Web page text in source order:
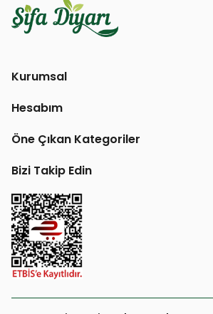
Kurumsal
Hesabım
Öne Çıkan Kategoriler
Bizi Takip Edin